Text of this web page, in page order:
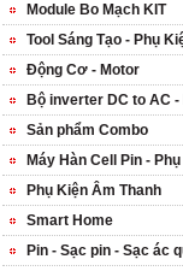
Module Bo Mạch KIT
Tool Sáng Tạo - Phụ
Động Cơ - Motor
Bộ inverter DC to AC
Sản phẩm Combo
Máy Hàn Cell Pin -
Phụ Kiện Âm Thanh
Smart Home
Pin - Sạc pin - Sạc ác